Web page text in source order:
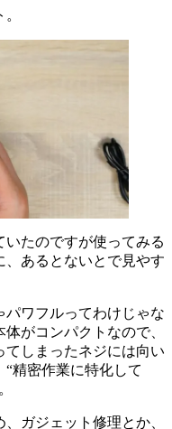
たのですが使ってみる
、あるとないとで見やす
パワフルってわけじゃな
がコンパクトなので、
てしまったネジには向い
精密作業に特化して
ガジェット修理とか、